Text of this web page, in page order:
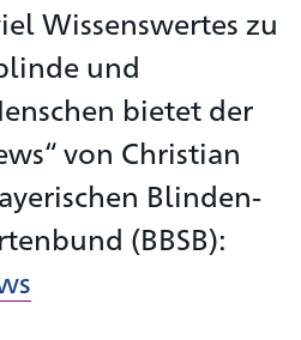
Wissenswertes zu
und
bietet der
von Christian
Blinden-
(BBSB):